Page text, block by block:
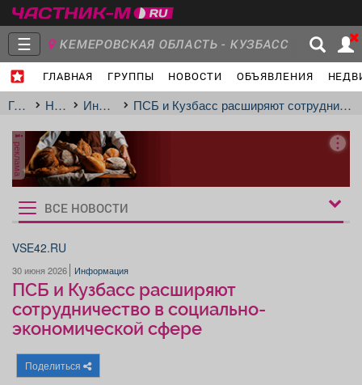
☰ КЕМЕРОВСКАЯ ОБЛАСТЬ - КУЗБАСС
ГЛАВНАЯ ГРУППЫ НОВОСТИ ОБЪЯВЛЕНИЯ
Главная
Группы
Объявления Недвижимость Услуги
Работа
Афиша
ГлавнаяНовостиИнформация ПСБ и Кузбасс расширяют сотрудничество в социально-экономической сфере
реклама
Рукбрики
новостей
ВСЕ НОВОСТИ
VSE42.RU
30 июня 2026 Информация
ПСБ и Кузбасс расширяют
сотрудничество в социально-
экономической сфере
Поделиться